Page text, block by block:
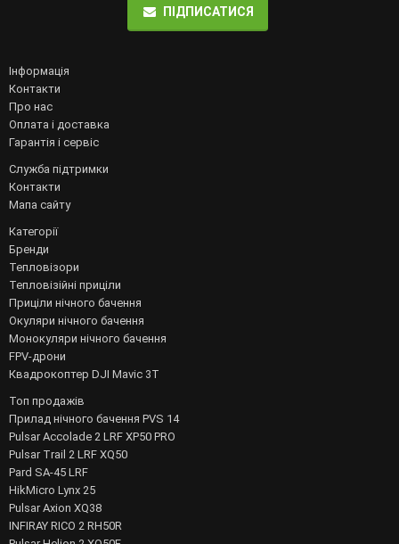
ПІДПИСАТИСЯ
Інформація
Контакти
Про нас
Оплата і доставка
Гарантія і сервіс
Служба підтримки
Контакти
Мапа сайту
Категорії
Бренди
Тепловізори
Тепловізійні приціли
Приціли нічного бачення
Окуляри нічного бачення
Монокуляри нічного бачення
FPV-дрони
Квадрокоптер DJI Mavic 3T
Топ продажів
Прилад нічного бачення PVS 14
Pulsar Accolade 2 LRF XP50 PRO
Pulsar Trail 2 LRF XQ50
Pard SA-45 LRF
HikMicro Lynx 25
Pulsar Axion XQ38
INFIRAY RICO 2 RH50R